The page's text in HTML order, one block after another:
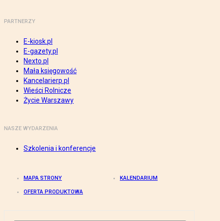
PARTNERZY
E-kiosk.pl
E-gazety.pl
Nexto.pl
Mała księgowość
Kancelarierp.pl
Wieści Rolnicze
Życie Warszawy
NASZE WYDARZENIA
Szkolenia i konferencje
MAPA STRONY KALENDARIUM
OFERTA PRODUKTOWA